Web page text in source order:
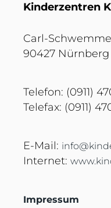
Kinderzentren
Carl-
90427 Nürnberg
Telefon: (0911)
Telefax: (0911)
E-Mail:
Internet:
Impressum